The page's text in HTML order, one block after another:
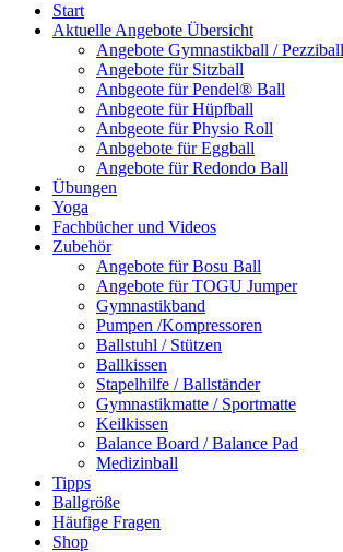
Start
Aktuelle Angebote Übersicht
Angebote Gymnastikball / Pezziball
Angebote für Sitzball
Anbgeote für Pendel® Ball
Anbgeote für Hüpfball
Anbgeote für Physio Roll
Anbgebote für Eggball
Angebote für Redondo Ball
Übungen
Yoga
Fachbücher und Videos
Zubehör
Angebote für Bosu Ball
Angebote für TOGU Jumper
Gymnastikband
Pumpen /Kompressoren
Ballstuhl / Stützen
Ballkissen
Stapelhilfe / Ballständer
Gymnastikmatte / Sportmatte
Keilkissen
Balance Board / Balance Pad
Medizinball
Tipps
Ballgröße
Häufige Fragen
Shop